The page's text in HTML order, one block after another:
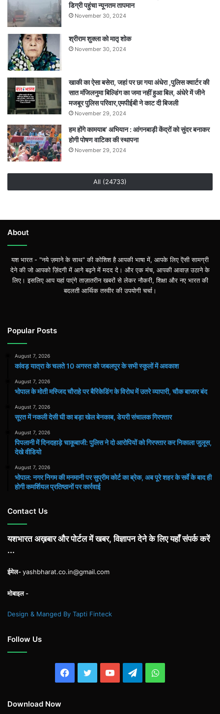
डिग्री पहुंचा न्यूनतम तापमान
November 30, 2024
श्रीराम शुक्ला को मातृ शोक
November 30, 2024
खाकी का ऐसा बसेरा, जहां पर छा गया अंधेरा ,पुलिस क्वार्टर की
सात मंजिलनुमा बिल्डिंग का जमा नहीं हुआ बिल, अंधेरे में जीने
मजबूर पुलिस परिवार,एमपीईबी ने काट दी बिजली
November 29, 2024
हम होंगे कामयाब’ अभियान : आंगनबाड़ी केंद्रों को सुंदर बनाकर
होगी पोषण वाटिका की स्थापना
November 29, 2024
All (24733)
About
यश भारत - "नये ज़माने के साथ" की कोशिश है आपकी भाषा में, आपके लिए ऎसी सामग्री
देने की जो आपको ज़िंदगी में आगे बढ़ने में मदद दे। और एक मंच, आपकी आवाज़ उठाने के
लिए। इसलिए आप यहां पाएंगे ताज़ातरीन खबरों से लेकर नौकरी, शिक्षा और नए भारत की
बदलती आर्थिक तस्वीर की उपयोगी चर्चा।
Popular Posts
August 7, 2026
कांवड़ यात्रा के चलते 10 अगस्त को जबलपुर के सभी स्कूलों में अवकाश
August 7, 2026
भोपाल के मोती मस्जिद चौराहे पर बैरिकेडिंग के विरोध में उतरे व्यापारी, चौक बाजार बंद
August 7, 2026
सूरत में नकली देसी घी का बड़ा खेल बेनकाब, डेयरी संचालक गिरफ्तार
August 7, 2026
पिपलानी में दिनदहाड़े चाकूबाजी: पुलिस ने दो आरोपियों को गिरफ्तार कर निकाला जुलूस,
देखे वीडियो
August 7, 2026
भोपाल: नगर निगम की मनमानी पर सुप्रीम कोर्ट का ब्रेक, अब पूरे शहर के सर्वे के बाद ही
होगी कमर्शियल प्रतिष्ठानों पर कार्रवाई
Contact Us
यशभारत अख़बार और पोर्टल में खबर, विज्ञापन देने के लिए यहाँ संपर्क करें
...
ईमेल-yashbharat.co.in@gmail.com
मोबाइल -
Design & Manged By Tapti Finteck
Follow Us
Facebook
TwitterYouTubeTelegramWhatsApp
Download Now